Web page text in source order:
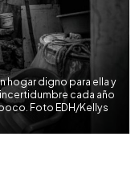
hogar digno para ella y
cada año
Foto EDH/Kellys